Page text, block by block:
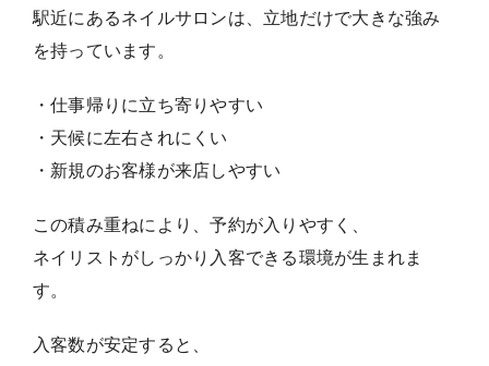
駅近にあるネイルサロンは、立地だけで大きな強み
を持っています。
・仕事帰りに立ち寄りやすい
・天候に左右されにくい
・新規のお客様が来店しやすい
この積み重ねにより、予約が入りやすく、
ネイリストがしっかり入客できる環境が生まれま
す。
入客数が安定すると、